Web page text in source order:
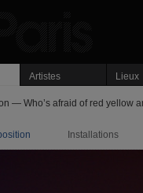
Artistes Lieux
— Who’s afraid of red yellow
Installations